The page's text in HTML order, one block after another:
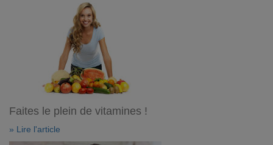
Faites le plein de vitamines !
» Lire l'article